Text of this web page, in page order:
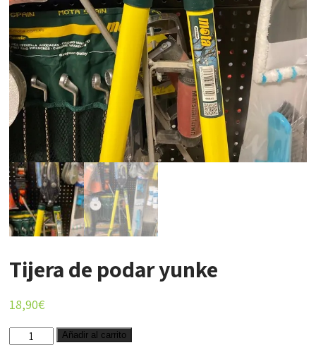
Tijera de podar yunke
18,90€
Tijera
de
Añadir al carrito